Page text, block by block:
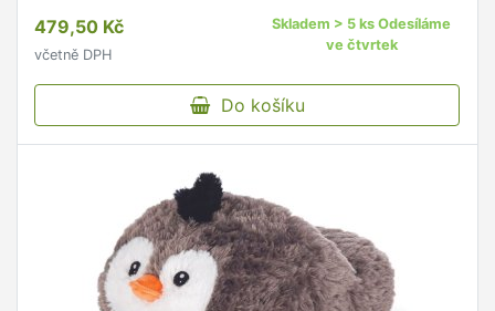
479,50 Kč
včetně DPH
Skladem > 5 ks Odesíláme
ve čtvrtek
Do košíku